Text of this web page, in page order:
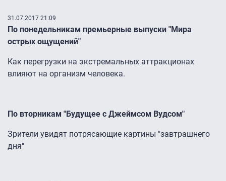
31.07.2017 21:09
По понедельникам премьерные выпуски "Мира
острых ощущений"
Как перегрузки на экстремальных аттракционах
влияют на организм человека.
По вторникам "Будущее с Джеймсом Вудсом"
Зрители увидят потрясающие картины "завтрашнего
дня"